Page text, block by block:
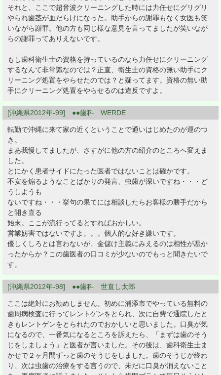
それと、ここで超音波クリーニングした時には力任せにグリグリ
やられ歯茎が血だらけになった。助手からの謝罪もなく女医も笑
いながら謝罪。他の方も同じ様な意見を言ってましたが笑いなが
らの謝罪ってありえないです。
もし歯科衛生士の資格を持っているのなら力任せにクリーニング
するなんて非常識なのでは？正直、衛生士の資格の無い助手にク
リーニング処置をやらせたのでは？と疑ってます。資格の無い助
手にクリーニング処置をやらせるのは違反ですよ。
[沖縄県2012年-99] ●●歯科 WERDE
転勤で沖縄に来て家の近くということで通いはじめたのが運のつ
き。
まあ我慢してましたが、さすがに他の方の紹介のところへ変えま
した。
とにかく患者サイドにたった医者ではないことは確かです。
不安を煽るようなことばかりの発言、虫歯が深いですね・・・ど
うしようも
ないですね・・・挙句の果てには相談したらお客様の勝手だから
と開き直る
始末。ここが流行ってるとすればおかしい。
営業妨害ではないですよ。。。個人的な好き嫌いです。
優しくしろとは言わないが、金儲け主義にみえるのは相性が悪か
ったからか？この歯医者の口コミが少ないのでもっと聞きたいで
す。
[沖縄県2012年-98] ●●歯科 世直し太郎
ここは絶対にお勧めしません。初めに浦添市でやっている無料の
歯周病検査に行ってレントゲンをとられ、次に自費で通院したと
きもレントゲンをとられたのでおかしいと思いました。口臭が気
になるので、一番気になるところを訴えたら、「まずは歯のそう
じをしましょう」と医者が言いました。その後は、歯科衛生士ま
かせで２ヶ月間ずっと歯のそうじをしました。歯のそうじが終わ
り、次は虫歯の治療をする言うので、未だに口臭が消えないこと